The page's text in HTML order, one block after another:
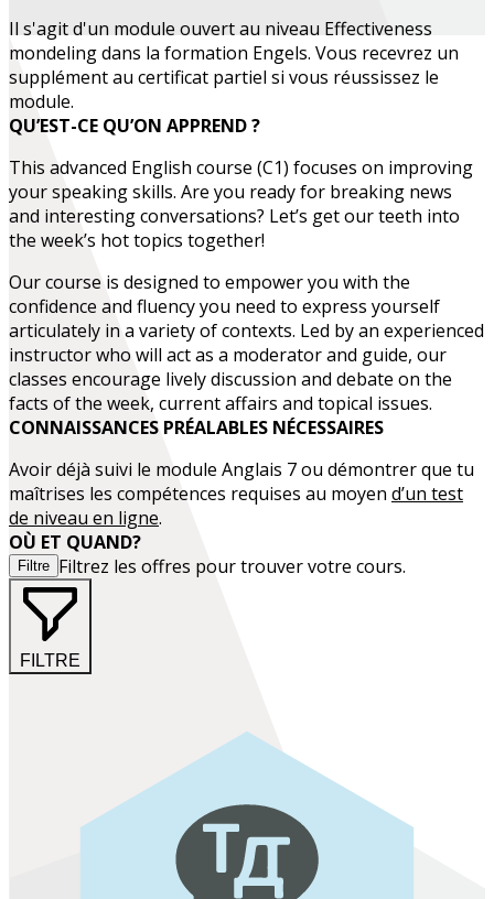
Il s'agit d'un module ouvert au niveau Effectiveness
mondelingdans la formation Engels. Vous recevrez un
supplément au certificat partiel si vous réussissez le
module.
QU’EST-CE QU’ON APPREND ?
This advanced English course (C1) focuses on improving
your speaking skills. Are you ready for breaking news
and interesting conversations? Let’s get our teeth into
the week’s hot topics together!
Our course is designed to empower you with the
confidence and fluency you need to express yourself
articulately in a variety of contexts. Led by an experienced
instructor who will act as a moderator and guide, our
classes encourage lively discussion and debate on the
facts of the week, current affairs and topical issues.
CONNAISSANCES PRÉALABLES NÉCESSAIRES
Avoir déjà suivi le module Anglais 7ou démontrer que tu
maîtrises les compétences requises au moyen d’un test
de niveau en ligne.
OÙ ET QUAND?
Filtre Filtrez les offres pour trouver votre cours.
FILTRE